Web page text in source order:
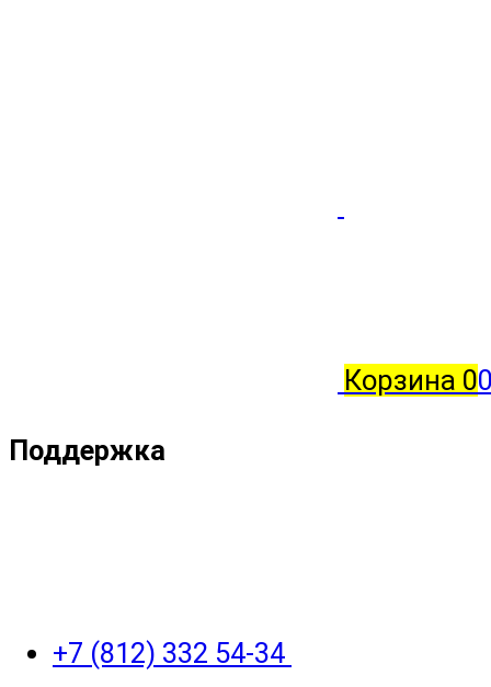
Корзина 0
Поддержка
+7 (812) 332 54-34